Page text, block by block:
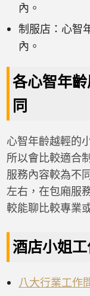
內。
制服店：心智
內。
各心智年
同
心智年齡越輕的
所以會比較適合
服務內容較為不
左右，在包廂服
較能聊比較專業
酒店小姐
八大行業工作